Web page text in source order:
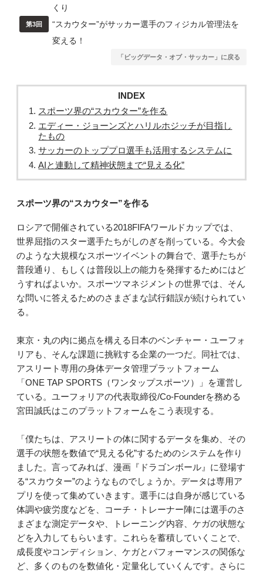
くり
第3回
“スカウター”がサッカー選手のフィジカル管理法を
変える！
「ビッグデータ・オブ・サッカー」に戻る
INDEX
スポーツ界の“スカウター”を作る
エディー・ジョーンズとハリルホジッチが目指し
たもの
サッカーのトッププロ選手も活用するシステムに
AIと連動して精神状態まで“見える化”
スポーツ界の“スカウター”を作る
ロシアで開催されている2018FIFAワールドカップでは、
世界屈指のスター選手たちがしのぎを削っている。今大会
のような大規模なスポーツイベントの舞台で、選手たちが
普段通り、もしくは普段以上の能力を発揮するためにはど
うすればよいか。スポーツマネジメントの世界では、そん
な問いに答えるためのさまざまな試行錯誤が続けられてい
る。
東京・丸の内に拠点を構える日本のベンチャー・ユーフォ
リアも、そんな課題に挑戦する企業の一つだ。同社では、
アスリート専用の身体データ管理プラットフォーム
「ONE TAP SPORTS（ワンタップスポーツ）」を運営し
ている。ユーフォリアの代表取締役/Co-Founderを務める
宮田誠氏はこのプラットフォームをこう表現する。
「僕たちは、アスリートの体に関するデータを集め、その
選手の状態を数値で“見える化”するためのシステムを作り
ました。言ってみれば、漫画『ドラゴンボール』に登場す
る“スカウター”のようなものでしょうか。データは専用ア
プリを使って集めていきます。選手には自身が感じている
体調や疲労度などを、コーチ・トレーナー陣には選手のさ
まざまな測定データや、トレーニング内容、ケガの状態な
どを入力してもらいます。これらを蓄積していくことで、
成長度やコンディション、ケガとパフォーマンスの関係な
ど、多くのものを数値化・定量化していくんです。さらに